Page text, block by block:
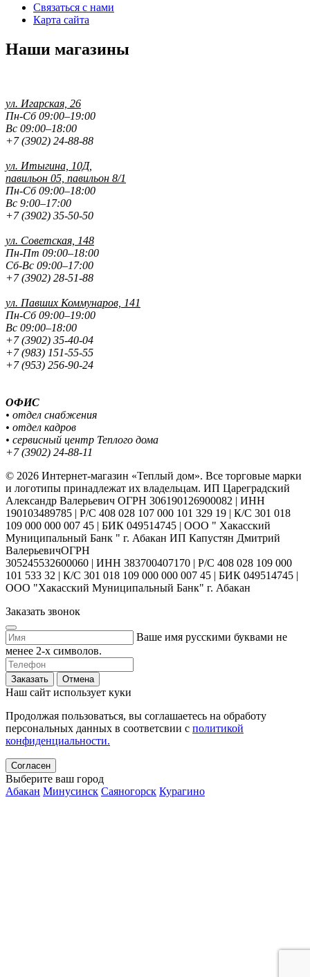
Связаться с нами
Карта сайта
Наши магазины
ул. Игарская, 26
Пн-Сб 09:00–19:00
Вс 09:00–18:00
+7 (3902) 24-88-88
ул. Итыгина, 10Д,
павильон 05, павильон 8/1
Пн-Сб 09:00–18:00
Вс 9:00–17:00
+7 (3902) 35-50-50
ул. Советская, 148
Пн-Пт 09:00–18:00
Сб-Вс 09:00–17:00
+7 (3902) 28-51-88
ул. Павших Коммунаров, 141
Пн-Сб 09:00–19:00
Вс 09:00–18:00
+7 (3902) 35-40-04
+7 (983) 151-55-55
+7 (953) 256-90-24
ОФИС
• отдел снабжения
• отдел кадров
• сервисный центр Теплого дома
+7 (3902) 24-88-11
© 2026 Интернет-магазин «Теплый дом». Все торговые марки
и логотипы принадлежат их владельцам. ИП Цареградский
Александр Валерьевич ОГРН 306190126900082 | ИНН
190103489785 | Р/С 408 028 107 000 101 329 19 | К/С 301 018
109 000 000 007 45 | БИК 049514745 | ООО " Хакасский
Муниципальный Банк " г. Абакан ИП Капустян Дмитрий
ВалерьевичОГРН
305245532600060 | ИНН 383700407170 | Р/С 408 028 109 000
101 533 32 | К/С 301 018 109 000 000 007 45 | БИК 049514745 |
ООО "Хакасский Муниципальный Банк" г. Абакан
Заказать звонок
Ваше имя русскими буквами не
менее 2-х символов.
Заказать Отмена
Наш сайт использует куки
Продолжая пользоваться, вы соглашаетесь на обработу
персональных данных в соответсвии с политикой
конфиденциальности.
Согласен
Выберите ваш город
Абакан Минусинск Саяногорск Курагино